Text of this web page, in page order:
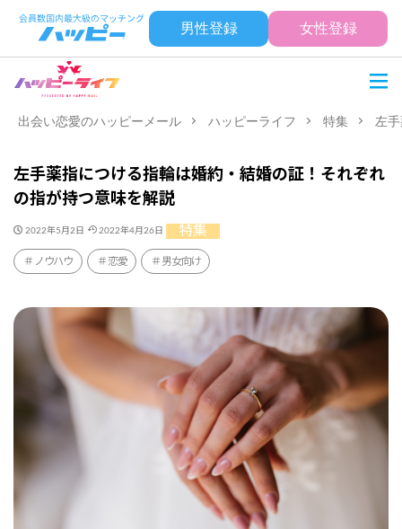
男性登録 女性登録
出会い恋愛のハッピーメール ハッピーライフ 特集 左
左手薬指につける指輪は婚約・結婚の証！それぞれ
の指が持つ意味を解説
2022年5月2日 2022年4月26日 特集
ノウハウ 恋愛 男女向け